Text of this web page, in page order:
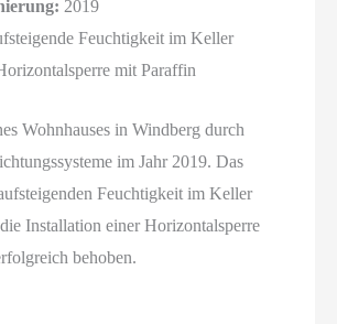
2019
Feuchtigkeit im Keller
mit Paraffin
Wohnhauses in Windberg durch
im Jahr 2019. Das
Feuchtigkeit im Keller
Installation einer Horizontalsperre
behoben.